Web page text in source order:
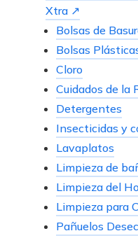
Xtra ↗
Bolsas de
Bolsas
Cloro
Cuidados de la
Detergentes
Insecticidas y
Lavaplatos
Limpieza de
Limpieza del
Limpieza para
Pañuelos